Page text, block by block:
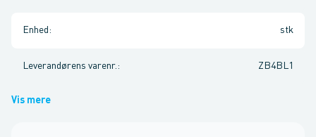
Enhed : stk
Leverandørens varenr. : ZB4BL1
Vis mere